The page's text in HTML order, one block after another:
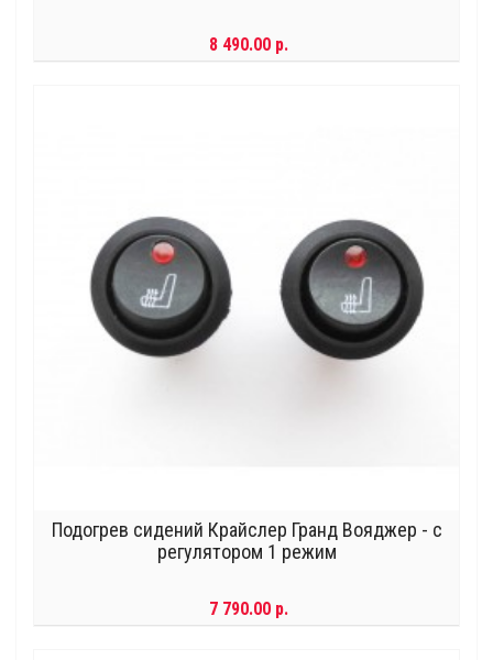
8 490.00 р.
Подогрев сидений Крайслер Гранд Вояджер - с
регулятором 1 режим
7 790.00 р.